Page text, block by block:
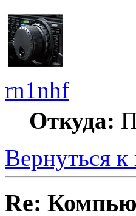
rn1nhf
Откуда:
Вернуться к
Re: